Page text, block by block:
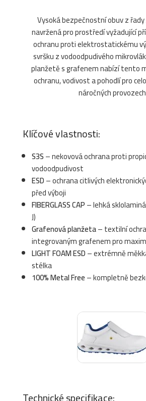
Vysoká bezpečnostní obuv z řady
navržená pro prostředí vyžadující
ochranu proti elektrostatickému
svršku z vodoodpudivého
planžetě s grafenem nabízí tento
ochranu, vodivost a pohodlí pro
náročných
Klíčové vlastnosti:
S3S– nekovová ochrana proti
vodoodpudivost
ESD– ochrana citlivých
před výboji
FIBERGLASS CAP– lehká
J)
Grafenová planžeta– textilní
integrovaným grafenem pro
LIGHT FOAM ESD– extrémně
stélka
100% Metal Free– kompletně